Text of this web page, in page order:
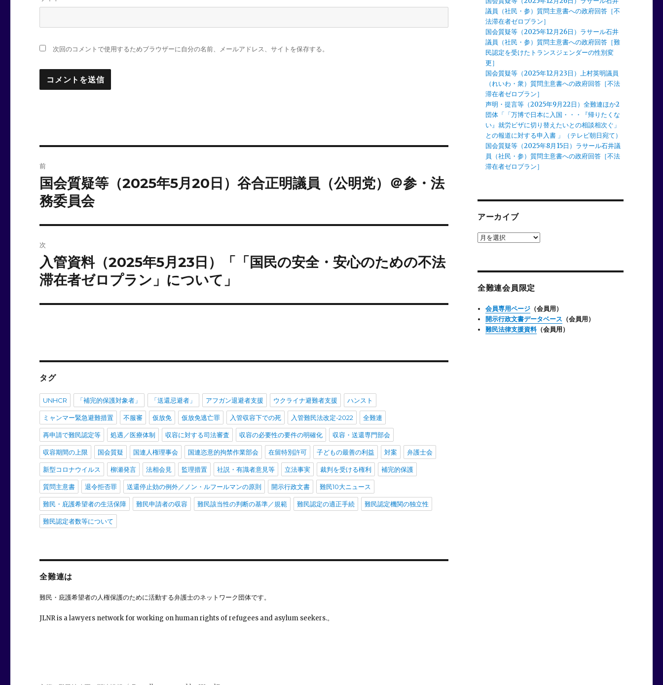
次回のコメントで使用するためブラウザーに自分の名前、メールアドレス、サイトを保存する。
稿
ナ
ゲ
ー
シ
ョ
前
前
の
投
稿:
国会質疑等（2025年5月20日）谷合正明議員（公明党）＠参・法
務委員会
次
次
の
投
稿:
入管資料（2025年5月23日）「「国民の安全・安心のための不法
滞在者ゼロプラン」について」
タグ
UNHCR 「補完的保護対象者」 「送還忌避者」 アフガン退避者支援 ウクライナ避難者支援 ハンスト
ミャンマー緊急避難措置 不服審 仮放免 仮放免逃亡罪 入管収容下での死 入管難民法改定-2022 全難連
再申請で難民認定等 処遇／医療体制 収容に対する司法審査 収容の必要性の要件の明確化 収容・送還専門部会
収容期間の上限 国会質疑 国連人権理事会 国連恣意的拘禁作業部会 在留特別許可 子どもの最善の利益 対案 弁護士会
新型コロナウイルス 柳瀬発言 法相会見 監理措置 社説・有識者意見等 立法事実 裁判を受ける権利 補完的保護
質問主意書 退令拒否罪 送還停止効の例外／ノン・ルフールマンの原則 開示行政文書 難民10大ニュース
難民・庇護希望者の生活保障 難民申請者の収容 難民該当性の判断の基準／規範 難民認定の適正手続 難民認定機関の独立性
難民認定者数等について
全難連は
難民・庇護希望者の人権保護のために活動する弁護士のネットワーク団体です。
JLNR is a lawyers network for working on human rights of refugees and asylum seekers.。
議員（社民・参）質問主意書への政府回答［不
法滞在者ゼロプラン］
国会質疑等（2025年12月26日）ラサール石井
議員（社民・参）質問主意書への政府回答［難
民認定を受けたトランスジェンダーの性別変
更］
国会質疑等（2025年12月23日）上村英明議員
（れいわ・衆）質問主意書への政府回答［不法
滞在者ゼロプラン］
声明・提言等（2025年9月22日）全難連ほか2
団体「「万博で日本に入国・・・『帰りたくな
い』就労ビザに切り替えたいとの相談相次ぐ」
との報道に対する申入書 」（テレビ朝日宛て）
国会質疑等（2025年8月15日）ラサール石井議
員（社民・参）質問主意書への政府回答［不法
滞在者ゼロプラン］
アーカイブ
ア
全難連会員限定
会員専用ページ （会員用）
開示行政文書データベース （会員用）
難民法律支援資料（会員用）